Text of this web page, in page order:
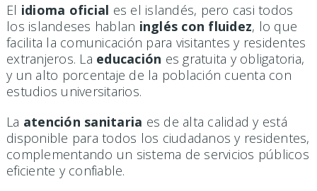
El idioma oficial es el islandés, pero casi todos
los islandeses hablan inglés con fluidez, lo que
facilita la comunicación para visitantes y residentes
extranjeros. La educación es gratuita y obligatoria,
y un alto porcentaje de la población cuenta con
estudios universitarios.
La atención sanitaria es de alta calidad y está
disponible para todos los ciudadanos y residentes,
complementando un sistema de servicios públicos
eficiente y confiable.